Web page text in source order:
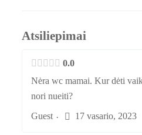
Atsiliepimai
0.0
Nėra wc mamai. Kur dėti
nori nueiti?
Guest · 17 vasario, 2023